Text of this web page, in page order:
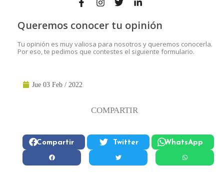
Queremos conocer tu opinión
Tu opinión es muy valiosa para nosotros y queremos conocerla.
Por eso, te pedimos que contestes el siguiente formulario.
Jue 03 Feb / 2022
COMPARTIR
Compartir Twitter WhatsApp